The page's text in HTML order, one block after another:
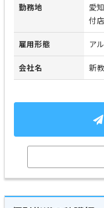
勤務地
愛
付
雇用形態 ア
会社名 新